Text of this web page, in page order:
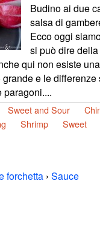
Budino ai due
salsa di
Ecco oggi
si può dire
qui non esiste
e le differenze
paragoni....
Sweet and Sour
Shrimp Sweet
forchetta › Sauce